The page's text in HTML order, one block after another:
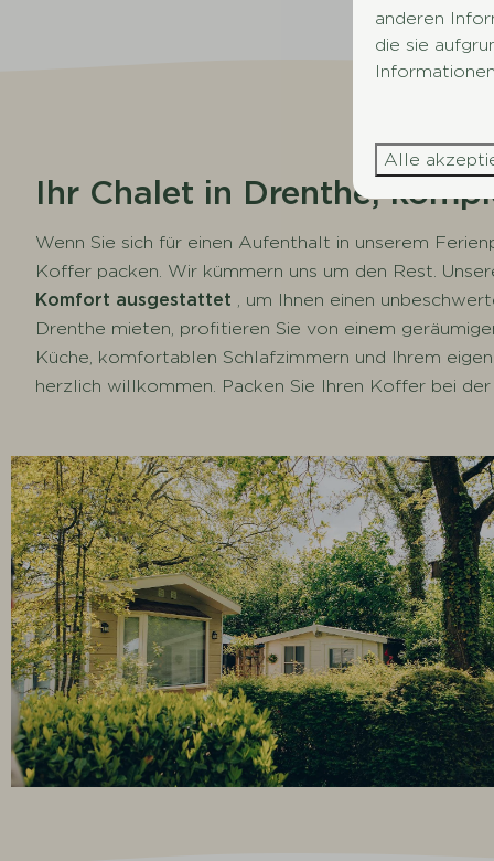
Ihr Chalet in Drenthe,
Wenn Sie sich für einen Aufenthalt in unserem
Koffer packen. Wir kümmern uns um den Rest.
Komfort ausgestattet , um Ihnen einen
Drenthe mieten, profitieren Sie von einem
Küche, komfortablen Schlafzimmern und Ihrem
herzlich willkommen. Packen Sie Ihren Koffer bei
anderen
die sie
Alle